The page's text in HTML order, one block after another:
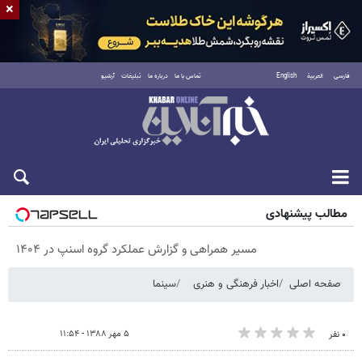
فارسی العربية English تماس با ما درباره ما تبلیغات آرشیو
پنجشنبه ۱۵ مرداد ۱۴۰۵
مطالب پیشنهادی
مسیر همراهی و گزارش عملکرد گروه اسنپ در ۱۴۰۴
صفحه اصلی اخبار فرهنگی و هنری سینما
۰ نفر ۵ مهر ۱۳۸۸ - ۱۱:۵۴
×